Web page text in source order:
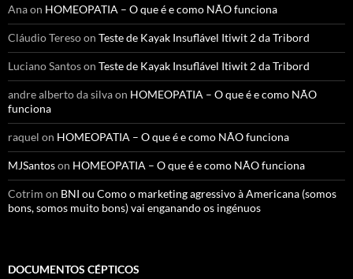
Anaon HOMEOPATIA – O que é e como NÃO funciona
Cláudio Teresoon Teste de Kayak Insuflável Itiwit 2 da Tribord
Luciano Santoson Teste de Kayak Insuflável Itiwit 2 da Tribord
andre alberto da silvaon HOMEOPATIA – O que é e como NÃO
funciona
raquel on HOMEOPATIA – O que é e como NÃO funciona
MJSantoson HOMEOPATIA – O que é e como NÃO funciona
Cotrim on BNI ou Como o marketing agressivo à Americana (somos
bons, somos muito bons) vai enganando os ingénuos
DOCUMENTOS CÉPTICOS